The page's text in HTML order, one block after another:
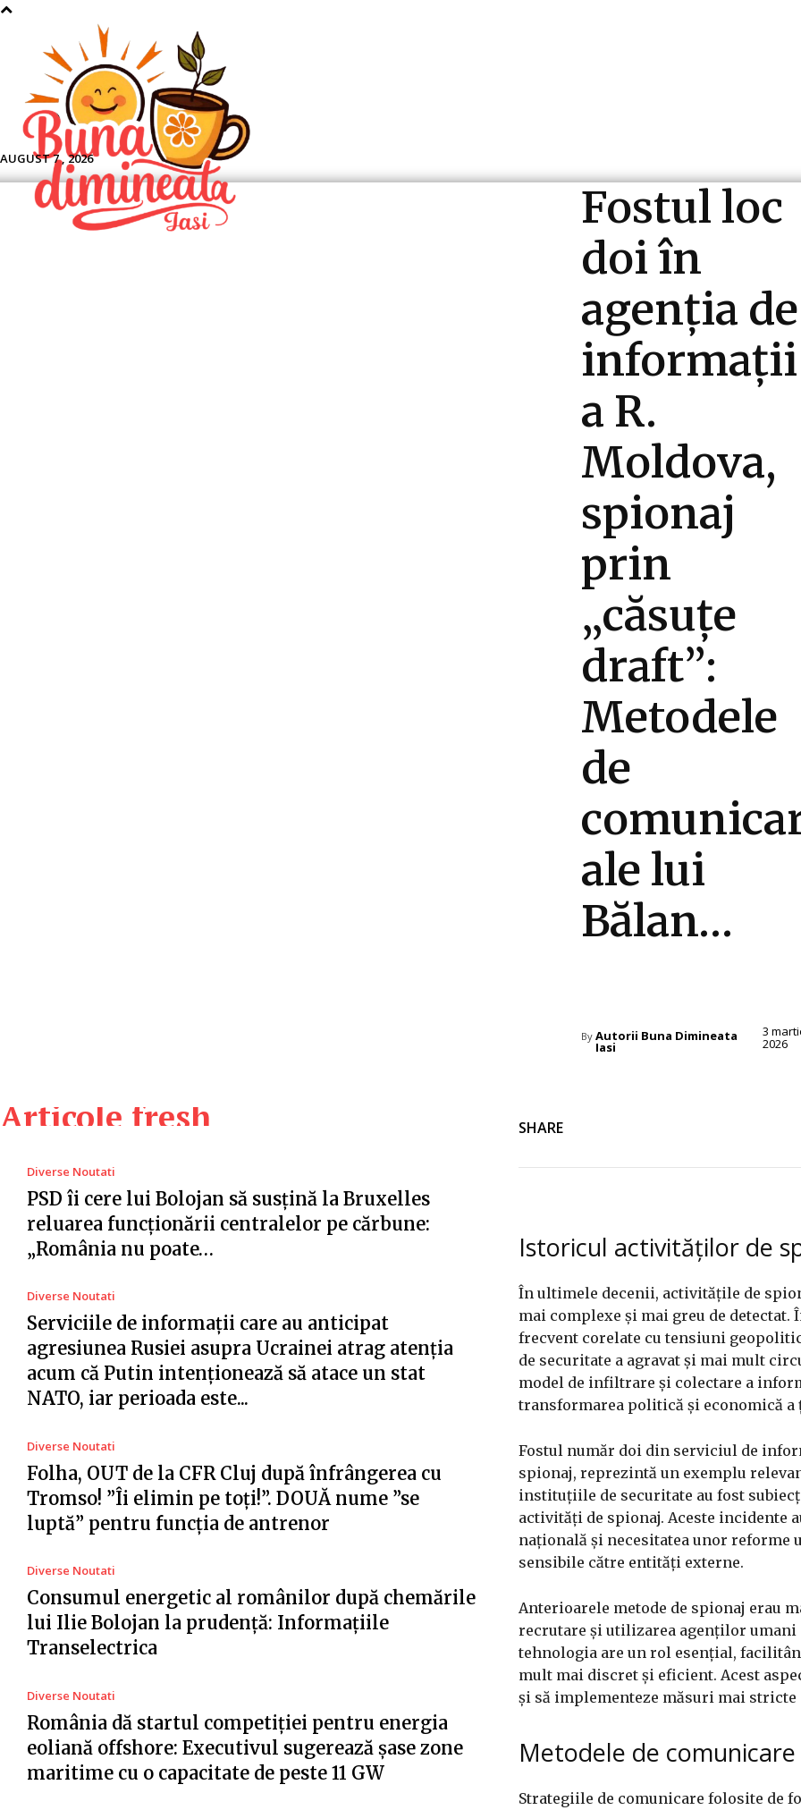
AUGUST 7 , 2026
Fostul loc
doi în
agenția de
informații
a R.
Moldova,
spionaj
prin
„căsuțe
draft”:
Metodele
de
ale lui
Bălan…
By Autorii Buna Dimineata
Iasi
3
2026
Articole fresh
Diverse Noutati
PSD îi cere lui Bolojan să susțină la Bruxelles
reluarea funcționării centralelor pe cărbune:
„România nu poate…
Diverse Noutati
Serviciile de informații care au anticipat
agresiunea Rusiei asupra Ucrainei atrag atenția
acum că Putin intenționează să atace un stat
NATO, iar perioada este...
Diverse Noutati
Folha, OUT de la CFR Cluj după înfrângerea cu
Tromso! ”Îi elimin pe toți!”. DOUĂ nume ”se
luptă” pentru funcția de antrenor
Diverse Noutati
Consumul energetic al românilor după chemările
lui Ilie Bolojan la prudență: Informațiile
Transelectrica
Diverse Noutati
România dă startul competiției pentru energia
eoliană offshore: Executivul sugerează șase zone
maritime cu o capacitate de peste 11 GW
SHARE
Istoricul activităților de
În ultimele decenii, activitățile de
mai complexe și mai greu de detectat.
frecvent corelate cu tensiuni
de securitate a agravat și mai mult
model de infiltrare și colectare a
transformarea politică și economică a
Fostul număr doi din serviciul de
spionaj, reprezintă un exemplu
instituțiile de securitate au fost
activități de spionaj. Aceste incidente
națională și necesitatea unor
sensibile către entități externe.
Anterioarele metode de spionaj erau
recrutare și utilizarea agenților
tehnologia are un rol esențial,
mult mai discret și eficient. Acest
și să implementeze măsuri mai stricte
Metodele de
Strategiile de comunicare folosite de